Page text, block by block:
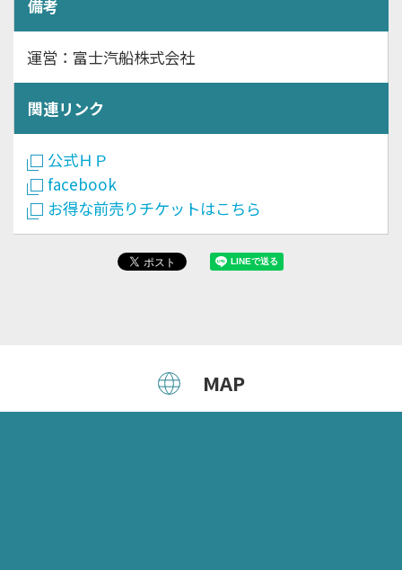
備考
運営：富士汽船株式会社
関連リンク
公式ＨＰ
facebook
お得な前売りチケットはこちら
MAP